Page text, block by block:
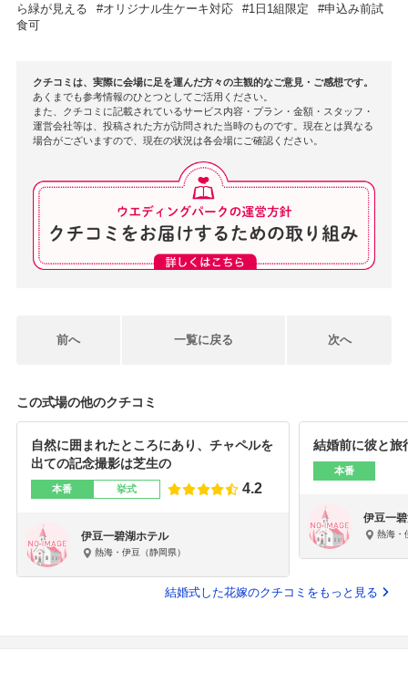
ら緑が見える
オリジナル生ケーキ対応 1日1組限定
申込み前試
食可
クチコミは、実際に会場に足を運んだ方々の主観的なご意見・ご感想です。
あくまでも参考情報のひとつとしてご活用ください。
また、クチコミに記載されているサービス内容・プラン・金額・スタッフ・
運営会社等は、投稿された方が訪問された当時のものです。現在とは異なる
場合がございますので、現在の状況は各会場にご確認ください。
前へ 一覧に戻る 次へ
この式場の他のクチコミ
自然に囲まれたところにあり、チャペルを
出ての記念撮影は芝生の
本番 挙式 4.2
伊豆一碧湖ホテル
熱海・伊豆（静岡県）
結婚前に彼と旅
本番
伊豆一
熱海・
結婚式した花嫁のクチコミをもっと見る